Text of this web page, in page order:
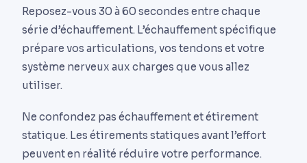
Reposez-vous 30 à 60 secondes entre chaque
série d’échauffement. L’échauffement spécifique
prépare vos articulations, vos tendons et votre
système nerveux aux charges que vous allez
utiliser.
Ne confondez pas échauffement et étirement
statique. Les étirements statiques avant l’effort
peuvent en réalité réduire votre performance.